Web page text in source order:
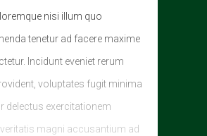
nisi illum quo
tenetur ad facere maxime
Incidunt eveniet rerum
voluptates fugit minima
delectus exercitationem
magni accusantium ad